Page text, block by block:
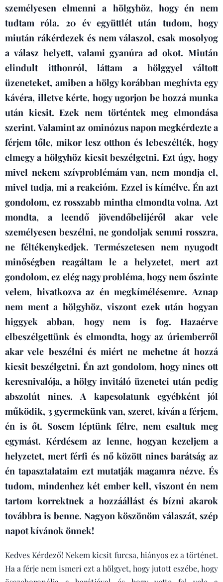
személyesen elmenni a hölgyhöz, hogy én nem
tudtam róla. 20 év együttlét után tudom, hogy
miután rákérdezek és nem válaszol, csak mosolyog
a válasz helyett, valami gyanúra ad okot. Miután
elindult itthonról, láttam a hölggyel váltott
üzeneteket, amiben a hölgy korábban meghívta egy
kávéra, illetve kérte, hogy ugorjon be hozzá munka
után kicsit.Ezek nem történtek meg elmondása
szerint.Valamint az ominózus napon megkérdezte a
férjem tőle, mikor lesz otthon és lebeszélték, hogy
elmegy a hölgyhöz kicsit beszélgetni. Ezt úgy, hogy
mivel nekem szívproblémám van, nem mondja el,
mivel tudja, mi a reakcióm. Ezzel is kímélve. Én azt
gondolom, ez rosszabb mintha elmondta volna.Azt
mondta, a leendő jövendőbelijéről akar vele
személyesen beszélni, ne gondoljak semmi rosszra,
ne féltékenykedjek. Természetesen nem nyugodt
minőségben reagáltam le a helyzetet, mert azt
gondolom, ez elég nagy probléma, hogy nem őszinte
velem, hivatkozva az én megkímélésemre.Aznap
nem ment a hölgyhöz, viszont ezek után hogyan
higgyek abban, hogy nem is fog. Hazaérve
elbeszélgettünk és elmondta, hogy az úriemberről
akar vele beszélni és miért ne mehetne át hozzá
kicsit beszélgetni.Én azt gondolom, hogy nincs ott
keresnivalója, a hölgy invitáló üzenetei után pedig
abszolút nincs.A kapcsolatunk egyébként jól
működik, 3 gyermekünk van, szeret, kíván a férjem,
én is őt. Sosem léptünk félre, nem csaltuk meg
egymást.Kérdésem az lenne, hogyan kezeljem a
helyzetet, mert férfi és nő között nincs barátság az
én tapasztalataim ezt mutatják magamra nézve. És
tudom, mindenhez két ember kell, viszont én nem
tartom korrektnek a hozzáállást és bízni akarok
továbbra is benne. Nagyon köszönöm válaszát, szép
napot kívánok önnek!
Kedves Kérdező! Nekem kicsit furcsa, hiányos ez a történet.
Ha a férje nem ismeri ezt a hölgyet, hogy jutott eszébe, hogy